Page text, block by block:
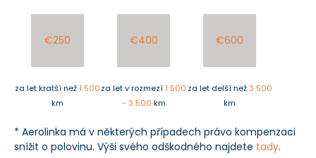
€250
za let kratší než1 500
km
€400
za let v rozmezí1 500
- 3 500 km
€600
za let delší než3 500
km
* Aerolinka má v některých případech právo kompenzaci
snížit o polovinu. Výši svého odškodného najdete tady.